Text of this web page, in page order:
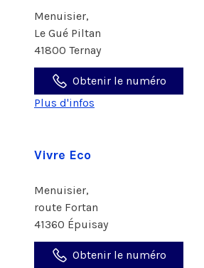
Menuisier,
Le Gué Piltan
41800 Ternay
Obtenir le numéro
Plus d'infos
Vivre Eco
Menuisier,
route Fortan
41360 Épuisay
Obtenir le numéro